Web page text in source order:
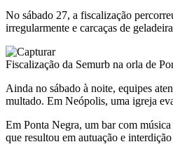
No sábado 27, a fiscalização
irregularmente e carcaças de
Fiscalização da Semurb na orla de
Ainda no sábado à noite, equipes
multado. Em Neópolis, uma igreja
Em Ponta Negra, um bar com
que resultou em autuação e